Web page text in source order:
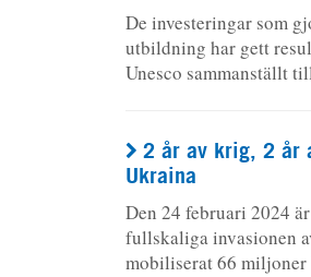
De investeringar som
utbildning har gett
Unesco sammanställt
2 år av krig, 2 år
Ukraina
Den 24 februari 2024
fullskaliga invasionen
mobiliserat 66